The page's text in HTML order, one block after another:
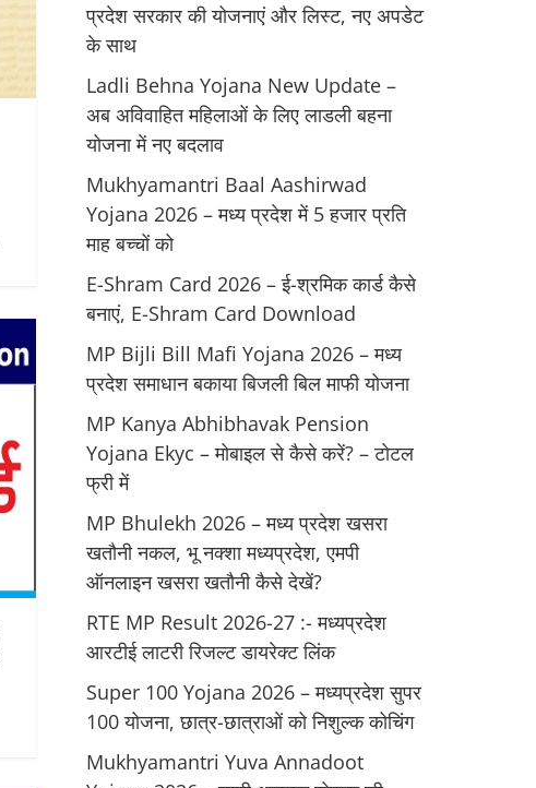
प्रदेश सरकार की योजनाएं और लिस्ट, नए अपडेट
के साथ
Ladli Behna Yojana New Update –
अब अविवाहित महिलाओं के लिए लाडली बहना
योजना में नए बदलाव
Mukhyamantri Baal Aashirwad
Yojana 2026 – मध्य प्रदेश में 5 हजार प्रति
माह बच्चों को
E-Shram Card 2026 – ई-श्रमिक कार्ड कैसे
बनाएं, E-Shram Card Download
MP Bijli Bill Mafi Yojana 2026 – मध्य
प्रदेश समाधान बकाया बिजली बिल माफी योजना
MP Kanya Abhibhavak Pension
Yojana Ekyc – मोबाइल से कैसे करें? – टोटल
फ्री में
MP Bhulekh 2026 – मध्य प्रदेश खसरा
खतौनी नकल, भू नक्शा मध्यप्रदेश, एमपी
ऑनलाइन खसरा खतौनी कैसे देखें?
RTE MP Result 2026-27 :- मध्‍यप्रदेश
आरटीई लाटरी रिजल्ट डायरेक्ट लिंक
Super 100 Yojana 2026 – मध्यप्रदेश सुपर
100 योजना, छात्र-छात्राओं को निशुल्क कोचिंग
Mukhyamantri Yuva Annadoot